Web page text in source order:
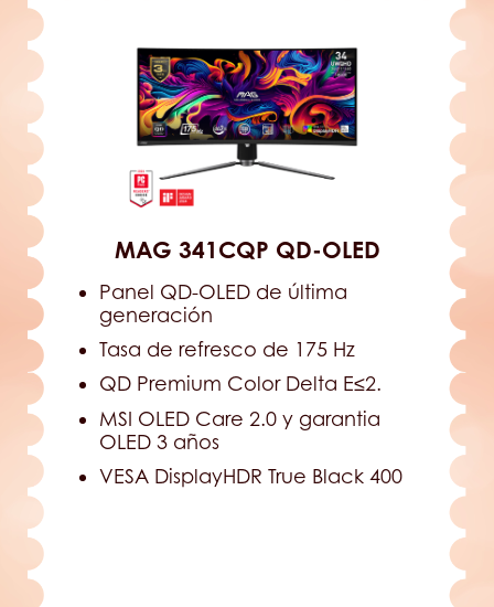
MAG 341CQP QD-OLED
Panel QD-OLED de última
generación
Tasa de refresco de 175 Hz
QD Premium Color Delta E≤2.
MSI OLED Care 2.0 y garantia
OLED 3 años
VESA DisplayHDR True Black 400